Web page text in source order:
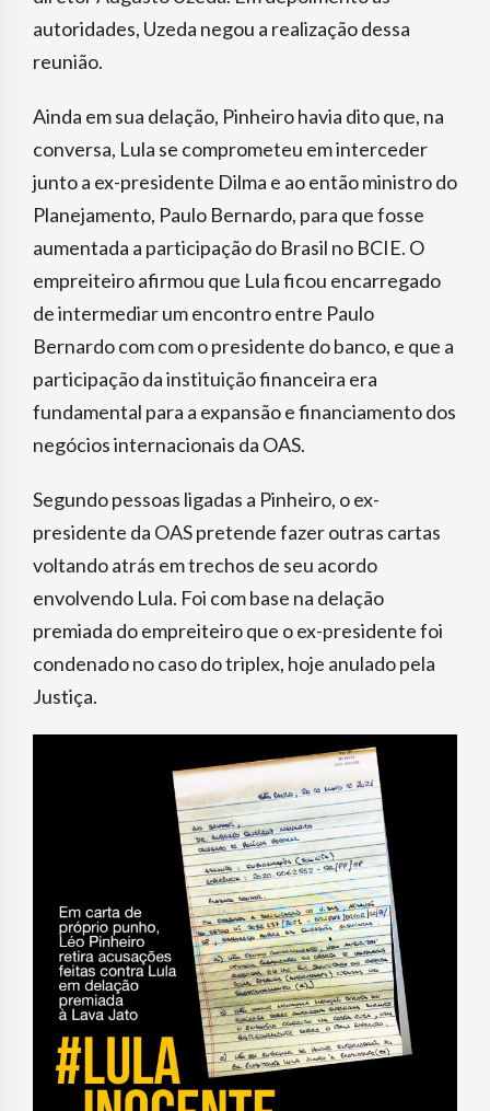
autoridades, Uzeda negou a realização dessa
reunião.
Ainda em sua delação, Pinheiro havia dito que, na
conversa, Lula se comprometeu em interceder
junto a ex-presidente Dilma e ao então ministro do
Planejamento, Paulo Bernardo, para que fosse
aumentada a participação do Brasil no BCIE. O
empreiteiro afirmou que Lula ficou encarregado
de intermediar um encontro entre Paulo
Bernardo com com o presidente do banco, e que a
participação da instituição financeira era
fundamental para a expansão e financiamento dos
negócios internacionais da OAS.
Segundo pessoas ligadas a Pinheiro, o ex-
presidente da OAS pretende fazer outras cartas
voltando atrás em trechos de seu acordo
envolvendo Lula. Foi com base na delação
premiada do empreiteiro que o ex-presidente foi
condenado no caso do triplex, hoje anulado pela
Justiça.